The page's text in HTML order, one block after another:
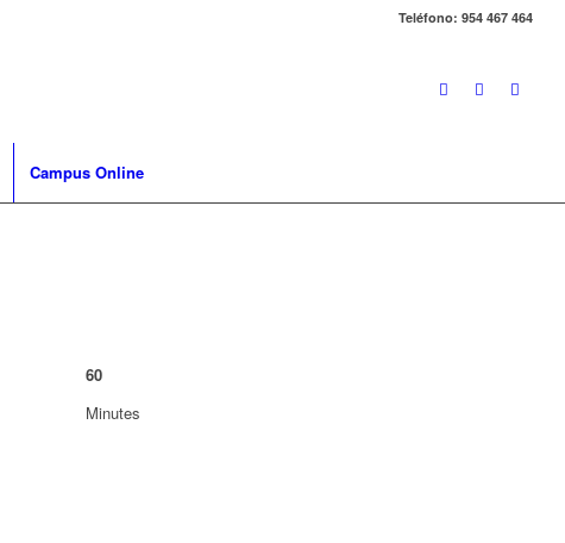
Teléfono: 954 467 464
Campus Online
60
Minutes